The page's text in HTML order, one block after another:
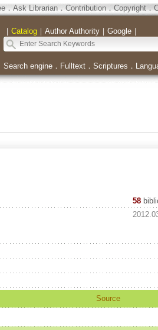
．Ask Librarian．Contribution．Copyright．
｜ Catalog｜ Author Authority｜ Google｜
Search engine． Fulltext． Scriptures ．
58
Source